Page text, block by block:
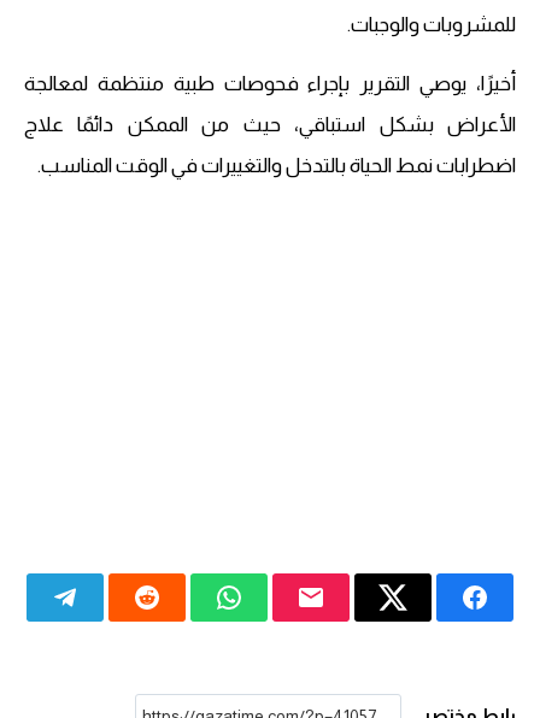
للمشروبات والوجبات.
أخيرًا، يوصي التقرير بإجراء فحوصات طبية منتظمة لمعالجة
الأعراض بشكل استباقي، حيث من الممكن دائمًا علاج
اضطرابات نمط الحياة بالتدخل والتغييرات في الوقت المناسب.